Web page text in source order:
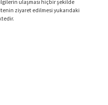
ulaşması hiçbir şekilde
ziyaret edilmesi yukarıdaki